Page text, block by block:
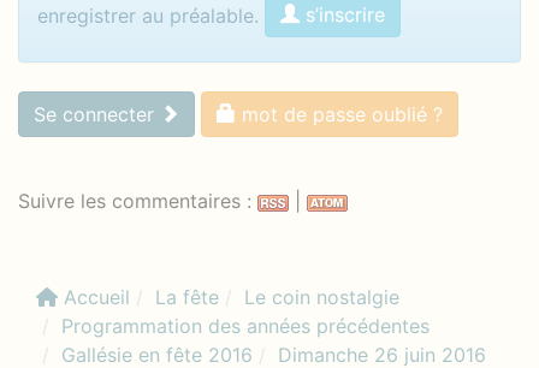
enregistrer au préalable.
s’inscrire
Se connecter mot de passe oublié ?
Suivre les commentaires :
Accueil La fête
Le coin nostalgie
Programmation des années précédentes
Gallésie en fête 2016
Dimanche 26 juin 2016